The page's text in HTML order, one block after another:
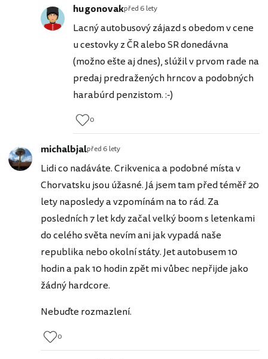
hugonovakpřed 6 lety
Lacný autobusový zájazd s obedom v cene
u cestovky z ČR alebo SR donedávna
(možno ešte aj dnes), slúžil v prvom rade na
predaj predražených hrncov a podobných
harabúrd penzistom. :-)
0
michalbjalpřed 6 lety
Lidi co nadáváte. Crikvenica a podobné místa v
Chorvatsku jsou úžasné. Já jsem tam před téměř 20
lety naposledy a vzpomínám na to rád. Za
posledních 7 let kdy začal velký boom s letenkami
do celého světa nevím ani jak vypadá naše
republika nebo okolní státy. Jet autobusem 10
hodin a pak 10 hodin zpět mi vůbec nepřijde jako
žádný hardcore.
Nebuďte rozmazlení.
0